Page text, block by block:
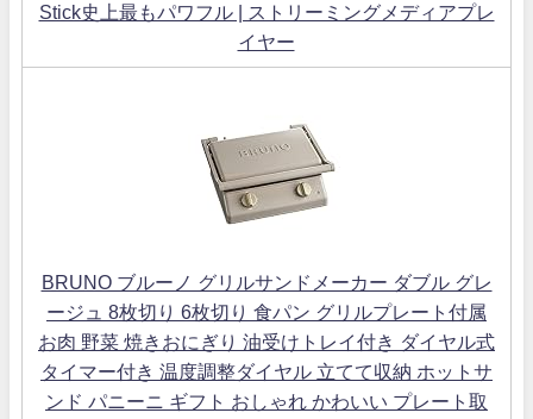
Stick史上最もパワフル | ストリーミングメディアプレ
イヤー
BRUNO ブルーノ グリルサンドメーカー ダブル グレ
ージュ 8枚切り 6枚切り 食パン グリルプレート付属
お肉 野菜 焼きおにぎり 油受けトレイ付き ダイヤル式
タイマー付き 温度調整ダイヤル 立てて収納 ホットサ
ンド パニーニ ギフト おしゃれ かわいい プレート取